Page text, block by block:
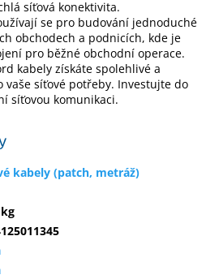
síťová konektivita.
se pro budování jednoduché
obchodech a podnicích, kde je
pro běžné obchodní operace.
kabely získáte spolehlivé a
síťové potřeby. Investujte do
síťovou komunikaci.
kabely (patch, metráž)